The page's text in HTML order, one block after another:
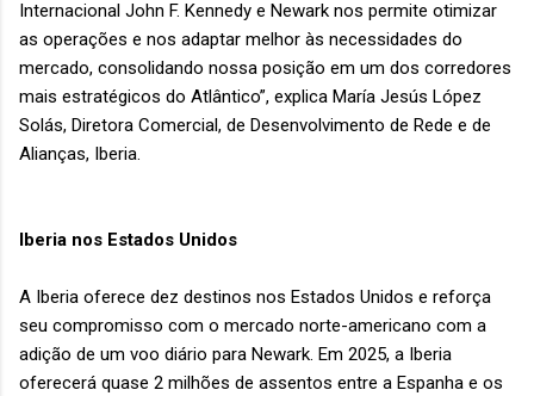
Internacional John F. Kennedy e Newark nos permite otimizar
as operações e nos adaptar melhor às necessidades do
mercado, consolidando nossa posição em um dos corredores
mais estratégicos do Atlântico”, explica María Jesús López
Solás, Diretora Comercial, de Desenvolvimento de Rede e de
Alianças, Iberia.
Iberia nos Estados Unidos
A Iberia oferece dez destinos nos Estados Unidos e reforça
seu compromisso com o mercado norte-americano com a
adição de um voo diário para Newark. Em 2025, a Iberia
oferecerá quase 2 milhões de assentos entre a Espanha e os